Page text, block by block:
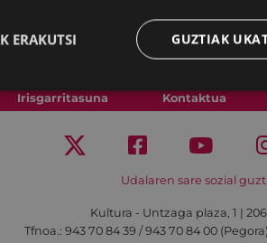
- BIZIKLETA PLAZA
Irisgarritasuna Kontaktua
Udalaren sare sozial
Kultura - Untzaga plaza, 1 |
Tfnoa.: 943 70 84 39 / 943 70 84 00 (Pegora)
GUZTIAK
ERAKUTSI